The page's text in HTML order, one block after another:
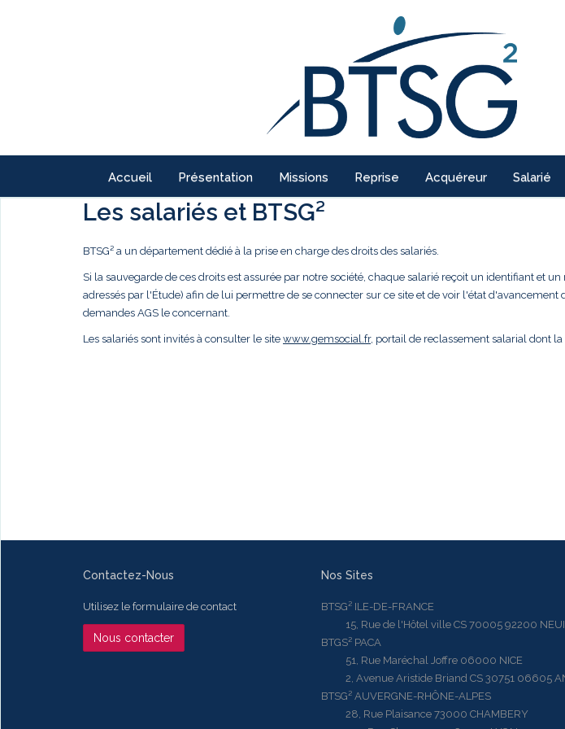
Accueil Présentation Missions Reprise Acquéreur Salarié
Les salariés et BTSG²
BTSG² a un département dédié à la prise en charge des droits des salariés.
Si la sauvegarde de ces droits est assurée par notre société, chaque salarié reçoit un identifiant et
adressés par l'Étude) afin de lui permettre de se connecter sur ce site et de voir l'état d'avancement
demandes AGS le concernant.
Les salariés sont invités à consulter le site www.gemsocial.fr, portail de reclassement salarial dont la
Contactez-Nous
Utilisez le formulaire de contact
Nous contacter
Nos Sites
BTSG² ILE-DE-FRANCE
15, Rue de l'Hôtel ville CS 70005 92200
BTGS² PACA
51, Rue Maréchal Joffre 06000 NICE
2, Avenue Aristide Briand CS 30751 06605
BTSG² AUVERGNE-RHÔNE-ALPES
28, Rue Plaisance 73000 CHAMBERY